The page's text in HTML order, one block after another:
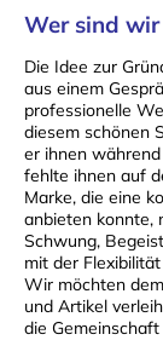
Wer sind wir
Die Idee zur
aus einem
professionelle
diesem schönen
er ihnen
fehlte ihnen auf
Marke, die eine
anbieten konnte,
Schwung,
mit der
Wir möchten
und Artikel
die